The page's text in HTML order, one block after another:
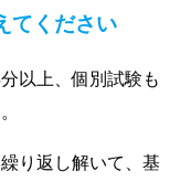
てください
以上、個別試験も
り返し解いて、基